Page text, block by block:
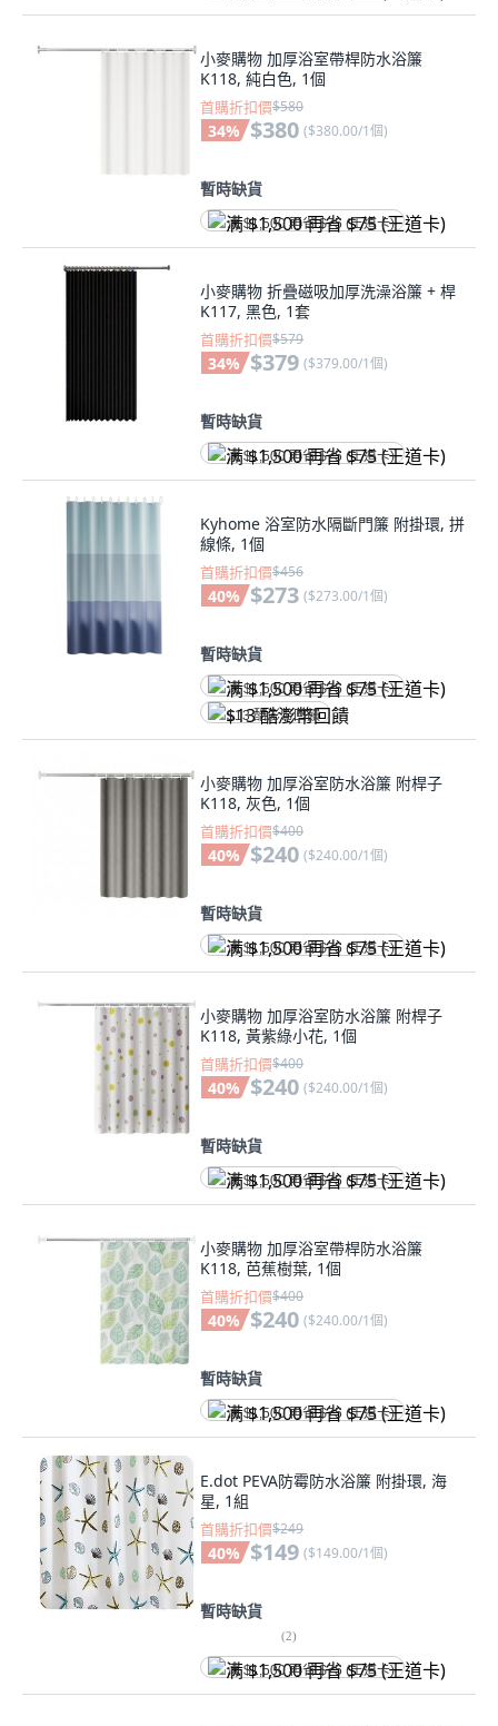
小麥購物 加厚浴室帶桿防水浴簾
K118, 純白色, 1個
首購折扣價$580
34% $380 ($380.00/1個)
暫時缺貨
满 $1,500 再省 $75 (王道卡)
小麥購物 折疊磁吸加厚洗澡浴簾 + 桿
K117, 黑色, 1套
首購折扣價$579
34% $379 ($379.00/1個)
暫時缺貨
满 $1,500 再省 $75 (王道卡)
Kyhome 浴室防水隔斷門簾 附掛環, 拼
線條, 1個
首購折扣價$456
40% $273 ($273.00/1個)
暫時缺貨
满 $1,500 再省 $75 (王道卡)
$13 酷澎幣回饋
小麥購物 加厚浴室防水浴簾 附桿子
K118, 灰色, 1個
首購折扣價$400
40% $240 ($240.00/1個)
暫時缺貨
满 $1,500 再省 $75 (王道卡)
小麥購物 加厚浴室防水浴簾 附桿子
K118, 黃紫綠小花, 1個
首購折扣價$400
40% $240 ($240.00/1個)
暫時缺貨
满 $1,500 再省 $75 (王道卡)
小麥購物 加厚浴室帶桿防水浴簾
K118, 芭蕉樹葉, 1個
首購折扣價$400
40% $240 ($240.00/1個)
暫時缺貨
满 $1,500 再省 $75 (王道卡)
E.dot PEVA防霉防水浴簾 附掛環, 海
星, 1組
首購折扣價$249
40% $149 ($149.00/1個)
暫時缺貨
(2)
满 $1,500 再省 $75 (王道卡)